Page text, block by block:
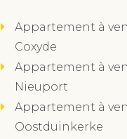
Appartement à
Coxyde
Appartement à
Nieuport
Appartement à
Oostduinkerke